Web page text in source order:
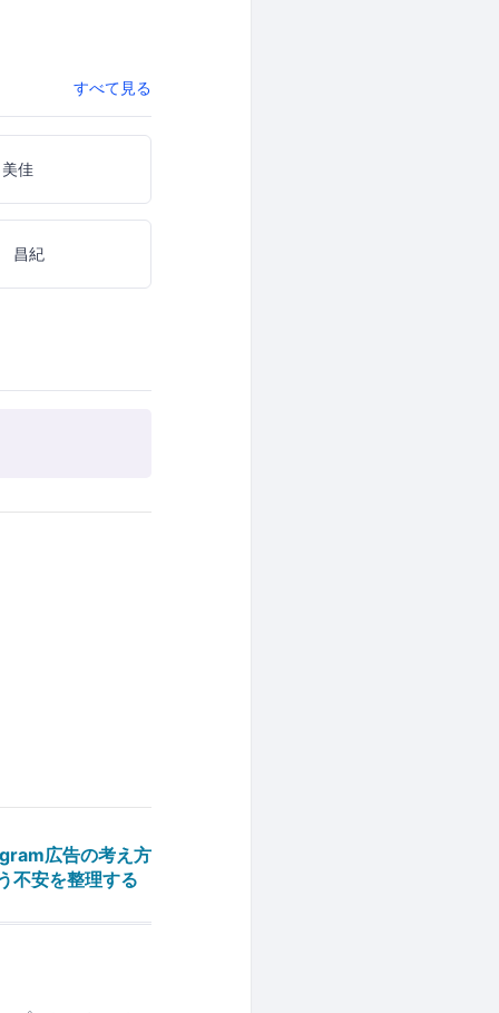
すべて見る
佳
昌紀
広告の考え方
不安を整理する